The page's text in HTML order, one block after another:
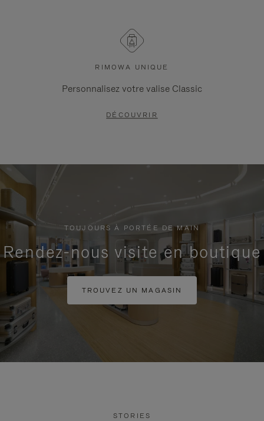
RIMOWA UNIQUE
Personnalisez votre valise Classic
DÉCOUVRIR
TOUJOURS À PORTÉE DE MAIN
Rendez-nous visite en boutique
TROUVEZ UN MAGASIN
STORIES